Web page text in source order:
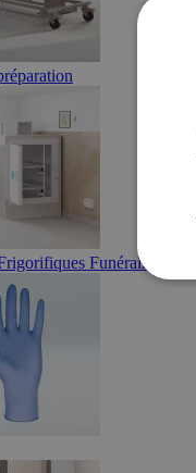
Funéraires